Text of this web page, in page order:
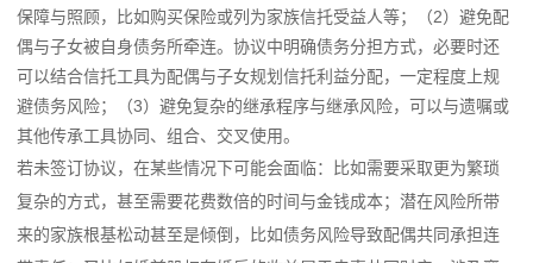
保障与照顾，比如购买保险或列为家族信托受益人等；（2）避免配
偶与子女被自身债务所牵连。协议中明确债务分担方式，必要时还
可以结合信托工具为配偶与子女规划信托利益分配，一定程度上规
避债务风险；（3）避免复杂的继承程序与继承风险，可以与遗嘱或
其他传承工具协同、组合、交叉使用。
若未签订协议，在某些情况下可能会面临：比如需要采取更为繁琐
复杂的方式，甚至需要花费数倍的时间与金钱成本；潜在风险所带
来的家族根基松动甚至是倾倒，比如债务风险导致配偶共同承担连